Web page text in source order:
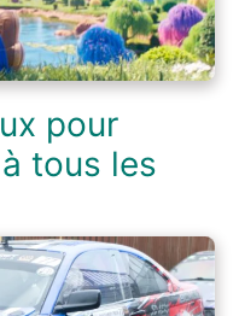
pour
tous les